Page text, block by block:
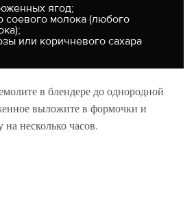
ягод;
соевого молока (любого
или коричневого сахара
в блендере до однородной
выложите в формочки и
на несколько часов.